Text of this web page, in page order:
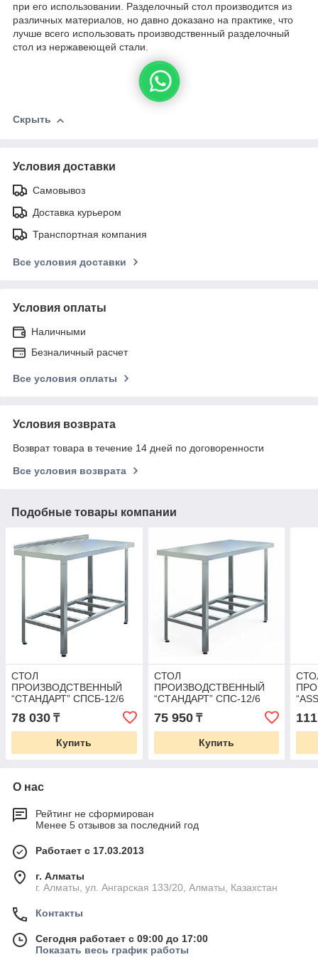
при его использовании. Разделочный стол производится из
различных материалов, но давно доказано на практике, что
лучше всего использовать производственный разделочный
стол из нержавеющей стали.
Скрыть
Условия доставки
Самовывоз
Доставка курьером
Транспортная компания
Все условия доставки
Условия оплаты
Наличными
Безналичный расчет
Все условия оплаты
Условия возврата
Возврат товара в течение 14 дней по договоренности
Все условия возврата
Подобные товары компании
СТОЛ
ПРОИЗВОДСТВЕННЫЙ
“СТАНДАРТ” СПСБ-12/6
(1200Х600Х850)
78 030 ₸
Купить
СТОЛ
ПРОИЗВОДСТВЕННЫЙ
“СТАНДАРТ” СПС-12/6
(1200Х600Х850)
75 950₸
Купить
О нас
Рейтинг не сформирован
Менее 5 отзывов за последний год
Работает с 17.03.2013
г. Алматы
г. Алматы, ул. Ангарская 133/20, Алматы, Казахстан
Контакты
Сегодня работает с 09:00 до 17:00
Показать весь график работы